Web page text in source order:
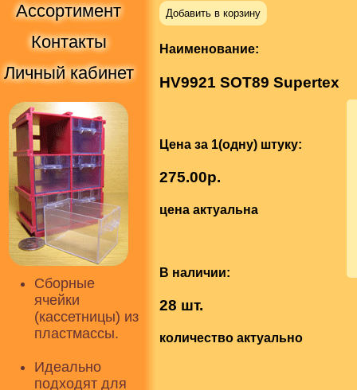
Ассортимент
Контакты
Личный кабинет
Сборные
ячейки
(кассетницы) из
пластмассы.
Идеально
подходят для
Добавить в корзину
Наименование:
HV9921 SOT89 Supertex
Цена за 1(одну) штуку:
275.00р.
цена актуальна
В наличии:
28 шт.
количество актуально